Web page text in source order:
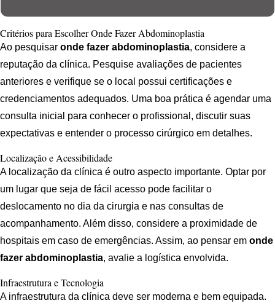
Critérios para Escolher Onde Fazer Abdominoplastia
Ao pesquisar onde fazer abdominoplastia, considere a
reputação da clínica. Pesquise avaliações de pacientes
anteriores e verifique se o local possui certificações e
credenciamentos adequados. Uma boa prática é agendar uma
consulta inicial para conhecer o profissional, discutir suas
expectativas e entender o processo cirúrgico em detalhes.
Localização e Acessibilidade
A localização da clínica é outro aspecto importante. Optar por
um lugar que seja de fácil acesso pode facilitar o
deslocamento no dia da cirurgia e nas consultas de
acompanhamento. Além disso, considere a proximidade de
hospitais em caso de emergências. Assim, ao pensar em onde
fazer abdominoplastia, avalie a logística envolvida.
Infraestrutura e Tecnologia
A infraestrutura da clínica deve ser moderna e bem equipada.